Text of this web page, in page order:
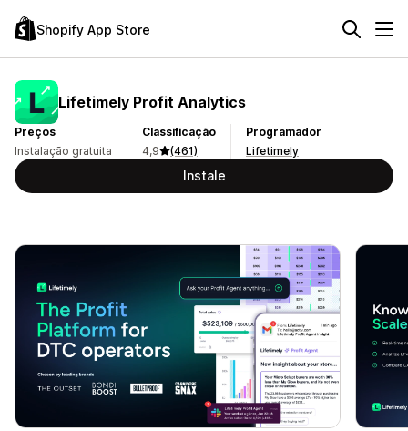
Shopify App Store
Lifetimely Profit Analytics
Preços
Instalação gratuita
Classificação
4,9
(461)
Programador
Lifetimely
Instale